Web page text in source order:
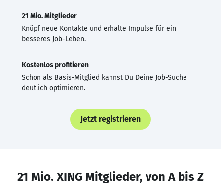
21 Mio. Mitglieder
Knüpf neue Kontakte und erhalte Impulse für ein
besseres Job-Leben.
Kostenlos profitieren
Schon als Basis-Mitglied kannst Du Deine Job-Suche
deutlich optimieren.
Jetzt registrieren
21 Mio. XING Mitglieder, von A bis Z